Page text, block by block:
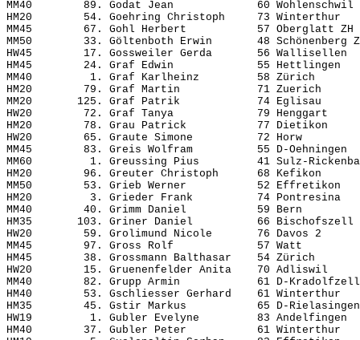
MM40        89. Godat Jean             60
HM20        54. Goehring Christoph     73
MM45        67. Gohl Herbert           57 Oberglatt
MM50        33. Göltenboth Erwin       48
HW45        17. Gossweiler Gerda       56
HM45        24. Graf Edwin             55 Hettlingen
MM40         1. Graf Karlheinz         58 Zürich
HM20        79. Graf Martin            71 Zuerich
MM20       125. Graf Patrik            74 Eglisau
HW20        72. Graf Tanya             79 Henggart
HM20        78. Grau Patrick           77 Dietikon
HW20        65. Graute Simone          72 Horw
MM45        83. Greis Wolfram          55 D-
MM60         1. Greussing Pius         41 Sulz-
HM20        96. Greuter Christoph      68 Kefikon
MM50        53. Grieb Werner           52
HM20         3. Grieder Frank          74
MM40        40. Grimm Daniel           59 Bern
HM35       103. Griner Daniel          66
HW20        59. Grolimund Nicole       76 Davos 2
MM45        97. Gross Rolf             57 Watt
HM45        38. Grossmann Balthasar    54 Zürich
HW20        15. Gruenenfelder Anita    70 Adliswil
MM40        82. Grupp Armin            61 D-
HM40        53. Gschliesser Gerhard    61
HM35        45. Gstir Markus           65 D-
HW19         1. Gubler Evelyne         83
HM40        37. Gubler Peter           61